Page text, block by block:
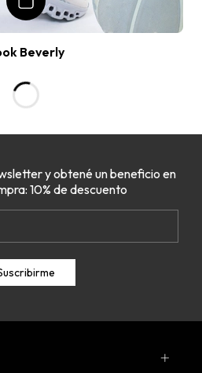
y obtené un beneficio en
10% de descuento